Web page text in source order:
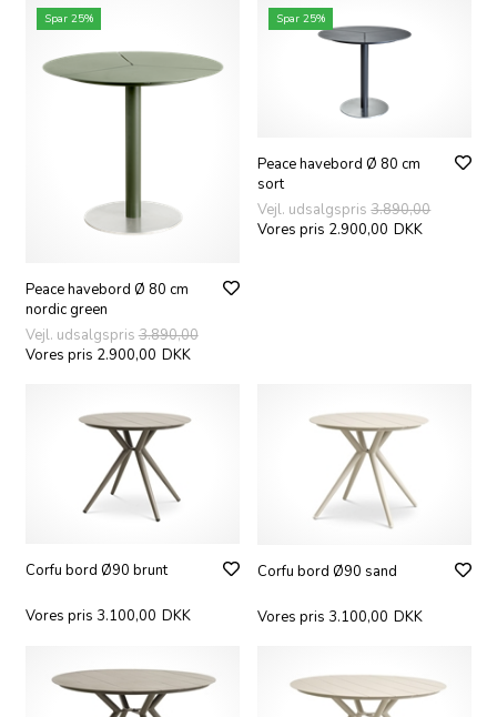
Spar 25%
Peace havebord Ø 80 cm
nordic green
Vejl. udsalgspris 3.890,00
Vores pris 2.900,00 DKK
Spar 25%
Peace havebord Ø 80 cm
sort
Vejl. udsalgspris3.890,00
Vores pris 2.900,00 DKK
Corfu bord Ø90 brunt
Vores pris 3.100,00 DKK
Corfu bord Ø90 sand
Vores pris 3.100,00 DKK